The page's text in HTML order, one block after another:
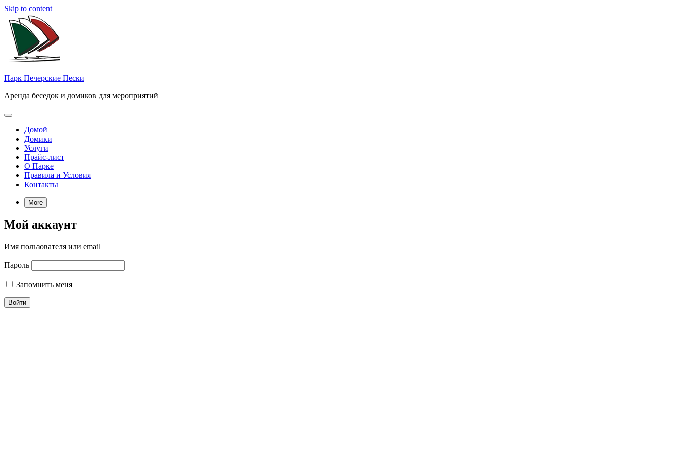
Skip to content
Парк Печерские Пески
Аренда беседок и домиков для мероприятий
Домой
Домики
Услуги
Прайс-лист
О Парке
Правила и Условия
Контакты
More
Мой аккаунт
Имя пользователя или email
Пароль
Запомнить меня